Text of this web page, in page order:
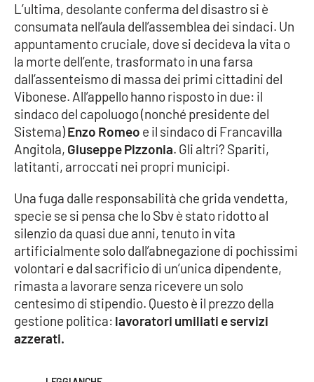
Sport
RUBRICHE
Good Morning Vietnam
Parchi Marini Calabria
Leggendo Alvaro insieme
Imprese Di Calabria
Le perfidie di Antonella Grippo
Venti di comunicazione
STREAMING
L’ultima, desolante conferma del disastro si è
consumata nell’aula dell’assemblea dei sindaci. Un
appuntamento cruciale, dove si decideva la vita o
la morte dell’ente, trasformato in una farsa
dall’assenteismo di massa dei primi cittadini del
Vibonese. All’appello hanno risposto in due: il
sindaco del capoluogo (nonché presidente del
Sistema)Enzo Romeo e il sindaco di Francavilla
Angitola, Giuseppe Pizzonia. Gli altri? Spariti,
latitanti, arroccati nei propri municipi.
Una fuga dalle responsabilità che grida vendetta,
specie se si pensa che lo Sbv è stato ridotto al
silenzio da quasi due anni, tenuto in vita
artificialmente solo dall’abnegazione di pochissimi
volontari e dal sacrificio di un’unica dipendente,
rimasta a lavorare senza ricevere un solo
centesimo di stipendio. Questo è il prezzo della
gestione politica: lavoratori umiliati e servizi
azzerati.